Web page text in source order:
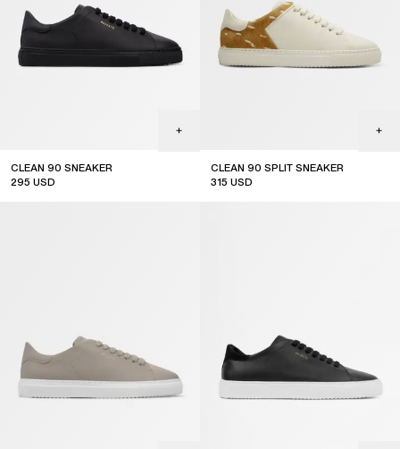
CLEAN 90 SNEAKER
295 USD
CLEAN 90 SPLIT SNEAKER
315 USD